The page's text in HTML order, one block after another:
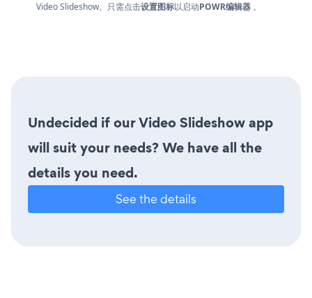
Video Slideshow。只需点击设置图标以启动POWR编辑器 。
Undecided if our Video Slideshow app
will suit your needs? We have all the
details you need.
See the details